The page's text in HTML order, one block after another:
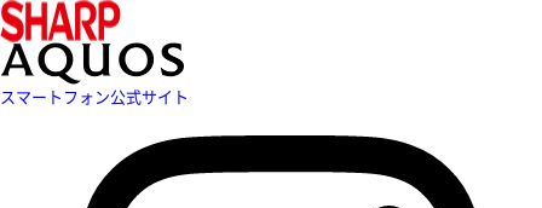
スマートフォン公式サイト